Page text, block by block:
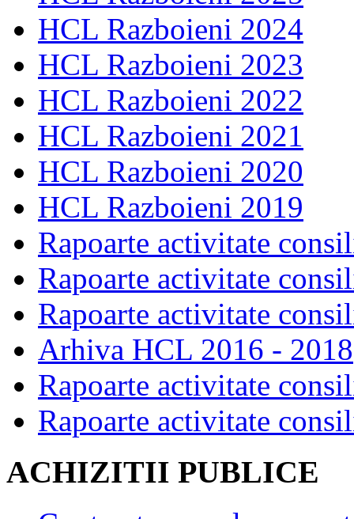
HCL Razboieni 2024
HCL Razboieni 2023
HCL Razboieni 2022
HCL Razboieni 2021
HCL Razboieni 2020
HCL Razboieni 2019
Rapoarte activitate
Rapoarte activitate
Rapoarte activitate
Arhiva HCL 2016 - 2018
Rapoarte activitate
Rapoarte activitate
ACHIZITII PUBLICE